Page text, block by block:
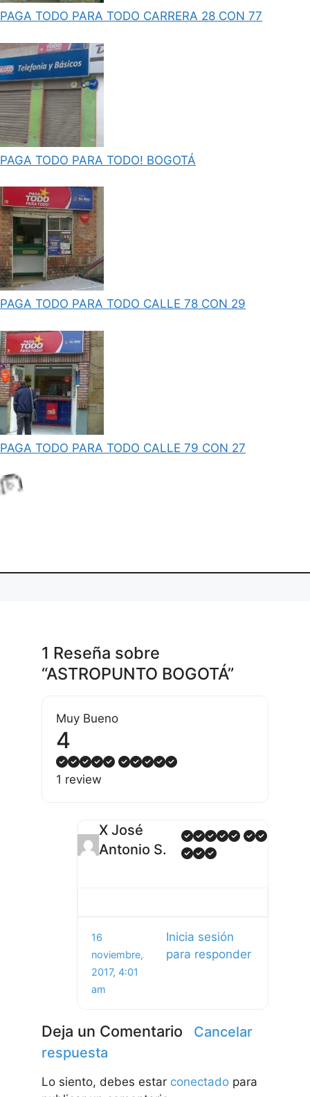
PAGA TODO PARA TODO CARRERA 28 CON 77
PAGA TODO PARA TODO! BOGOTÁ
PAGA TODO PARA TODO CALLE 78 CON 29
PAGA TODO PARA TODO CALLE 79 CON 27
L
o
d
i
g
.
..
1 Reseña sobre
“ASTROPUNTO BOGOTÁ”
Muy Bueno
4
1 review
X José
Antonio S.
16
noviembre,
2017, 4:01
am
Inicia sesión
para responder
Deja un Comentario
Cancelar
respuesta
Lo siento, debes estar conectado para